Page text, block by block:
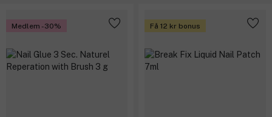
Medlem -30% Få 12 kr bonus